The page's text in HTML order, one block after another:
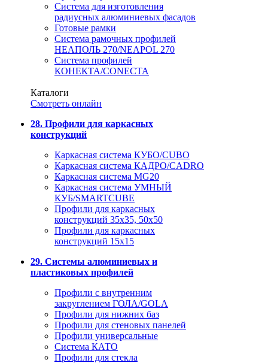
Система для изготовления
радиусных алюминиевых фасадов
Готовые рамки
Система рамочных профилей
НЕАПОЛЬ 270/NEAPOL 270
Система профилей
КОНЕКТА/CONECTA
Каталоги
Смотреть онлайн
28. Профили для каркасных
конструкций
Каркасная система КУБО/CUBO
Каркасная система КАДРО/CADRO
Каркасная система MG20
Каркасная система УМНЫЙ
КУБ/SMARTCUBE
Профили для каркасных
конструкций 35x35, 50x50
Профили для каркасных
конструкций 15х15
29. Системы алюминиевых и
пластиковых профилей
Профили с внутренним
закруглением ГОЛА/GOLA
Профили для нижних баз
Профили для стеновых панелей
Профили универсальные
Система КАТО
Профили для стекла